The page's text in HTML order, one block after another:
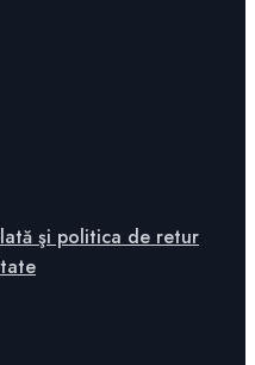
şi politica de retur